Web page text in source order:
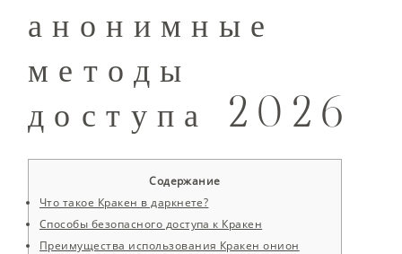
анонимные
методы
доступа 2026
Содержание
Что такое Кракен в даркнете?
Способы безопасного доступа к Кракен
Преимущества использования Кракен онион